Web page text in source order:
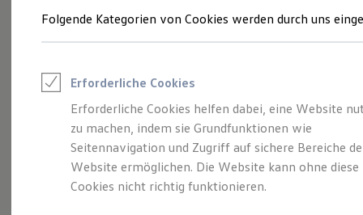
Junge Gebrauchtwagen und Gebrauchtwagen
Saisonangebote
Leasing
Leasing-Angebote
Gebrauchtwagen Leasing
Junge Gebrauchtwagen-Leasing
Elektroauto Leasing
Kleinwagen-Leasing
Leasing ohne Anzahlung
Wir sichern Ihre
Mobilität
Folgende Kategorien von Cookies werden durch uns
Erforderliche Cookies
Erforderliche Cookies helfen dabei, eine Website
zu machen, indem sie Grundfunktionen wie
Seitennavigation und Zugriff auf sichere Bereiche
Website ermöglichen. Die Website kann ohne diese
Cookies nicht richtig funktionieren.